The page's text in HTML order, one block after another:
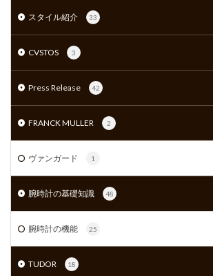
スタイル紹介 33
CVSTOS 3
Press Release 42
FRANCK MULLER 2
ヴァンガード 1
腕時計の基礎知識 48
腕時計の機能 25
TUDOR 18